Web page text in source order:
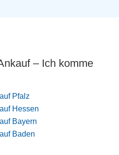
– Ich komme
Pfalz
Hessen
Bayern
Baden